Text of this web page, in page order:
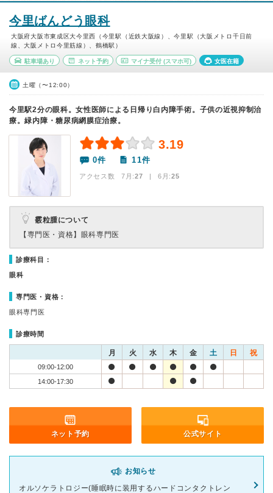
今里ばんどう眼科
大阪府大阪市東成区大今里西（今里駅（近鉄大阪線）、今里駅（大阪メトロ千日前
線、大阪メトロ今里筋線）、鶴橋駅）
駐車場あり ネット予約 マイナ受付 (スマホ可) 女医在籍
土曜（〜12:00）
今里駅2分の眼科。女性医師による日帰り白内障手術。子供の近視抑制治
療。緑内障・糖尿病網膜症治療。
3.19
0件 11件
アクセス数 7月:27 | 6月:25
霰粒腫について
【専門医・資格】 眼科専門医
診療科目：
眼科
専門医・資格：
眼科専門医
診療時間
月 火 水 木 金 土 日 祝
09:00-12:00
14:00-17:30
ネット予約 公式サイト
お知らせ
オルソケラトロジー(睡眠時に装用するハードコンタクトレン